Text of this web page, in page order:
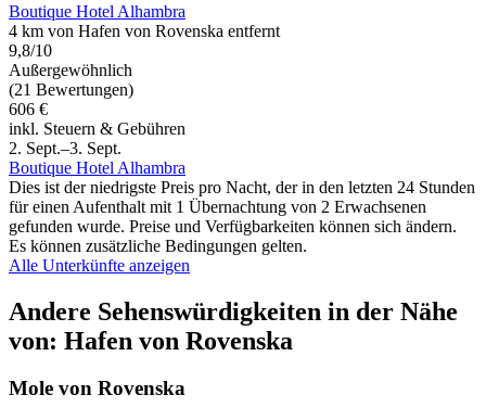
Boutique Hotel Alhambra
4 km von Hafen von Rovenska entfernt
9,8/10
Außergewöhnlich
(21 Bewertungen)
606 €
inkl. Steuern & Gebühren
2. Sept.–3. Sept.
Boutique Hotel Alhambra
Dies ist der niedrigste Preis pro Nacht, der in den letzten 24 Stunden
für einen Aufenthalt mit 1 Übernachtung von 2 Erwachsenen
gefunden wurde. Preise und Verfügbarkeiten können sich ändern.
Es können zusätzliche Bedingungen gelten.
Alle Unterkünfte anzeigen
Andere Sehenswürdigkeiten in der Nähe
von: Hafen von Rovenska
Mole von Rovenska